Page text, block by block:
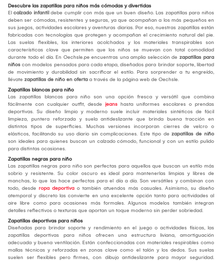
Descubre las zapatillas para niños más cómodas y divertidas
El calzado infantil debe cumplir con más que un buen diseño. Las zapatillas para niños
deben ser cómodas, resistentes y seguras, ya que acompañan a los más pequeños en
sus juegos, actividades escolares y aventuras diarias. Por eso, nuestras zapatillas están
fabricadas con tecnologías que protegen y acompañan el crecimiento natural del pie.
Las suelas flexibles, los interiores acolchados y los materiales transpirables son
características clave que permiten que los niños se muevan con total comodidad
durante todo el día. En Oechsle.pe encuentras una amplia selección de zapatillas para
niños con modelos pensados para cada etapa, diseñados para brindar soporte, libertad
de movimiento y durabilidad sin sacrificar el estilo. Para sorprender a tu engreído,
llévate zapatillas de niño en oferta a través de la página web de Oechsle.
Zapatillas blancas para niño
Las zapatillas blancas para niño son una opción fresca y versátil que combina
fácilmente con cualquier outfit, desde jeans hasta uniformes escolares o prendas
deportivas. Su diseño limpio y moderno suele incluir materiales sintéticos de fácil
limpieza, puntera reforzada y suela antideslizante que brinda buena tracción en
distintos tipos de superficies. Muchas versiones incorporan cierres de velcro o
elásticos, facilitando su uso diario sin complicaciones. Este tipo de zapatillas de niño
son ideales para quienes buscan un calzado cómodo, funcional y con un estilo pulido
para distintas ocasiones.
Zapatillas negras para niño
Las zapatillas negras para niño son perfectas para aquellos que buscan un estilo más
sobrio y resistente. Su color oscuro es ideal para mantenerlas limpias y libres de
manchas, lo que las hace perfectas para el día a día. Son versátiles y combinan con
todo, desde ropa deportiva o también atuendos más casuales. Asimismo, su diseño
atemporal y discreto las convierte en una excelente opción tanto para actividades al
aire libre como para ocasiones más formales. Algunos modelos también integran
detalles reflectivos o texturas que aportan un toque moderno sin perder sobriedad.
Zapatillas deportivas para niños
Diseñadas para brindar soporte y rendimiento en el juego o actividades físicas, las
zapatillas deportivas para niños ofrecen una estructura liviana, amortiguación
adecuada y buena ventilación. Están confeccionadas con materiales respirables como
mallas técnicas y reforzadas en zonas clave como el talón y los dedos. Sus suelas
suelen ser flexibles pero firmes, con dibujo antideslizante para mayor seguridad.